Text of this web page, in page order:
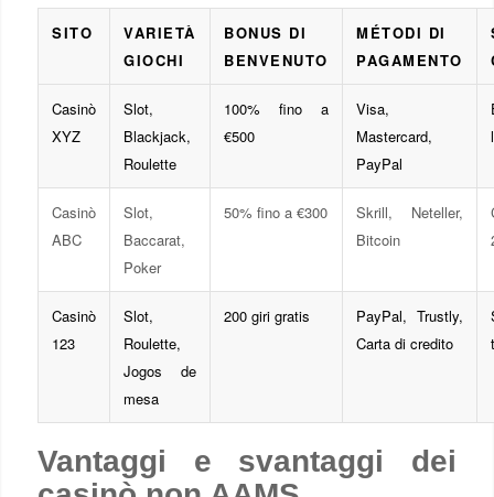
SITO
VARIETÀ
GIOCHI
BONUS DI
BENVENUTO
MÉTODI DI
PAGAMENTO
Casinò
XYZ
Slot,
Blackjack,
Roulette
100% fino a
€500
Visa,
Mastercard,
PayPal
Casinò
ABC
Slot,
Baccarat,
Poker
50% fino a €300
Skrill, Neteller,
Bitcoin
Casinò
123
Slot,
Roulette,
Jogos de
mesa
200 giri gratis
PayPal, Trustly,
Carta di credito
Vantaggi e svantaggi dei